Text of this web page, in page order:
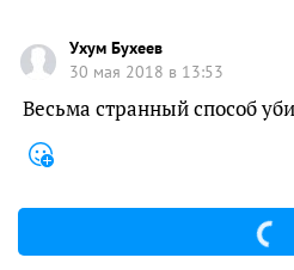
Ухум Бухеев
30 мая 2018 в 13:53
Весьма странный способ